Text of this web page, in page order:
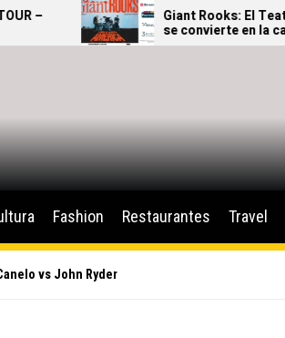
Giant Rooks: El Teatro
se convierte en la casa del pop
alternativo alemán
Fashion Restaurantes Travel
vs John Ryder